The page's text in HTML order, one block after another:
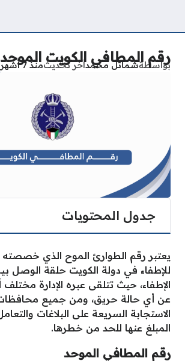
رقم المطافي الكويت الموحد 24/7
بواسطةشمائل محمدآخر تحديثمنذ 7 أشهر
جدول المحتويات
يعتبر رقم الطوارئ الموح الذي خصصته
للإطفاء في دولة الكويت حلقة الوصل
الإطفاء، حيث تتلقى عبره الإدارة مختلف
عن أي حالة حريق، ومن جميع محافظات
الاستجابة السريعة على البلاغات
المبلغ عنها للحد من خطرها.
رقم المطافي الموحد